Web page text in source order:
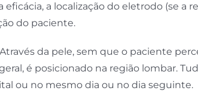
a localização do eletrodo (se a
do paciente.
da pele, sem que o paciente
é posicionado na região lombar.
ou no mesmo dia ou no dia seguinte.